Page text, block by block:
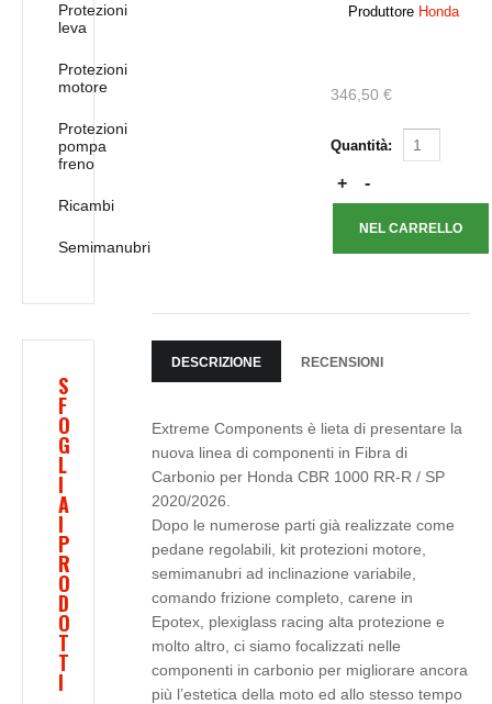
Produttore Honda
346,50 €
Quantità:
DESCRIZIONE RECENSIONI
Extreme Components è lieta di presentare la
nuova linea di componenti in Fibra di
Carbonio per Honda CBR 1000 RR-R / SP
2020/2026.
Dopo le numerose parti già realizzate come
pedane regolabili, kit protezioni motore,
semimanubri ad inclinazione variabile,
comando frizione completo, carene in
Epotex, plexiglass racing alta protezione e
molto altro, ci siamo focalizzati nelle
componenti in carbonio per migliorare ancora
più l’estetica della moto ed allo stesso tempo
Protezioni
leva
Protezioni
motore
Protezioni
pompa
freno
Ricambi
Semimanubri
S
F
O
G
L
I
A
I
P
R
O
D
O
T
T
I